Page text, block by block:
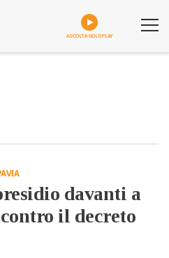
ASCOLTA GOLDPLAY
davanti a
il decreto